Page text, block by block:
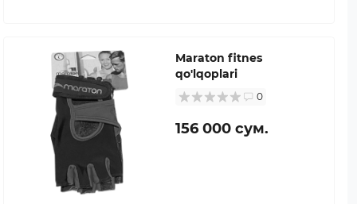
Maraton fitnes
qo'lqoplari
0
156 000 сум.